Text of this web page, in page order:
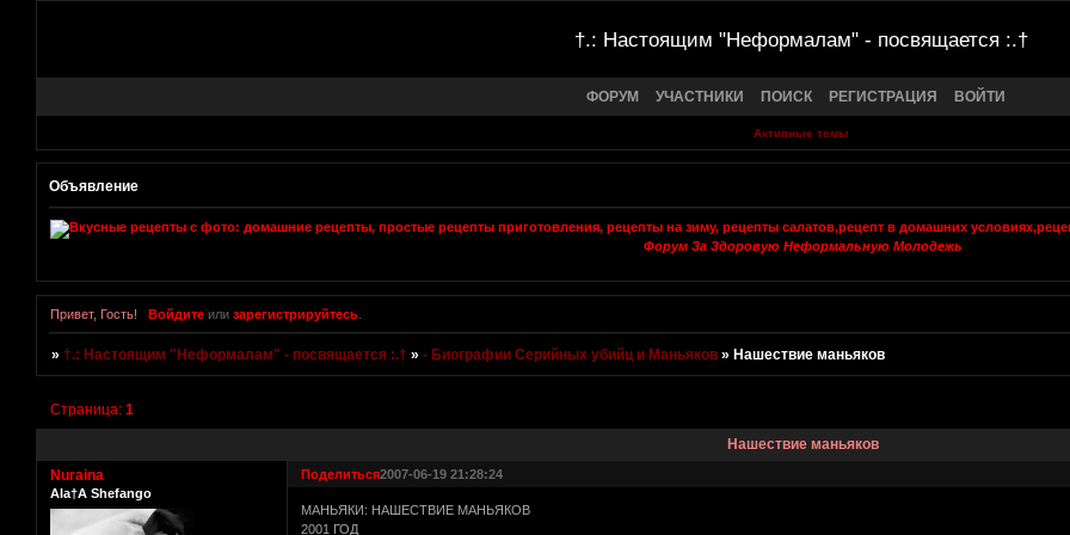
†.: Настоящим "Неформалам" - посвящается :.†
ФОРУМ УЧАСТНИКИ ПОИСК РЕГИСТРАЦИЯ ВОЙТИ
Активные темы
Объявление
Форум За Здоровую Неформальную Молодежь
Привет, Гость! Войдитеили зарегистрируйтесь.
»†.: Настоящим "Неформалам" - посвящается :.† »- Биографии Серийных убийц и Маньяков » Нашествие маньяков
Нашествие маньяков
Страница:1
Поделиться2007-06-19 21:28:24
Nuraina
Ala†A Shefango
МАНЬЯКИ: НАШЕСТВИЕ МАНЬЯКОВ
2001 ГОД